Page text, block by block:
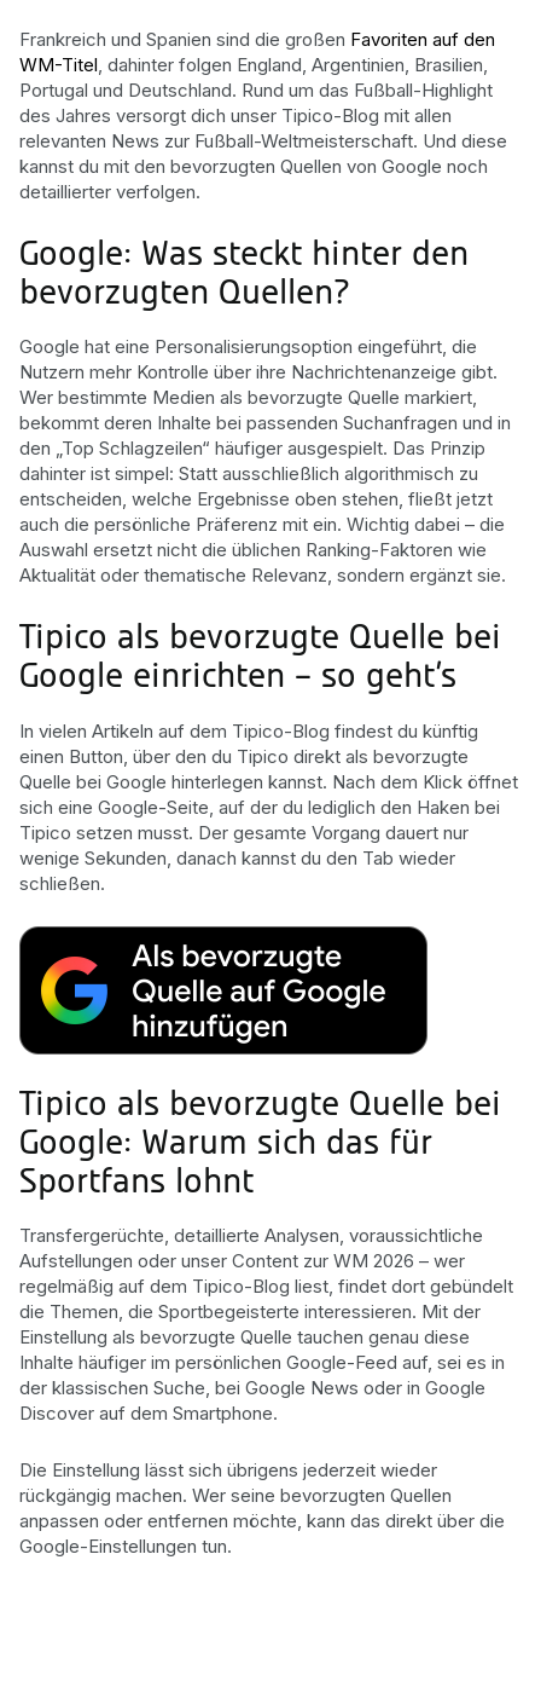
Frankreich und Spanien sind die großen Favoriten auf den
WM-Titel, dahinter folgen England, Argentinien, Brasilien,
Portugal und Deutschland. Rund um das Fußball-Highlight
des Jahres versorgt dich unser Tipico-Blog mit allen
relevanten News zur Fußball-Weltmeisterschaft. Und diese
kannst du mit den bevorzugten Quellen von Google noch
detaillierter verfolgen.
Google: Was steckt hinter den
bevorzugten Quellen?
Google hat eine Personalisierungsoption eingeführt, die
Nutzern mehr Kontrolle über ihre Nachrichtenanzeige gibt.
Wer bestimmte Medien als bevorzugte Quelle markiert,
bekommt deren Inhalte bei passenden Suchanfragen und in
den „Top Schlagzeilen“ häufiger ausgespielt. Das Prinzip
dahinter ist simpel: Statt ausschließlich algorithmisch zu
entscheiden, welche Ergebnisse oben stehen, fließt jetzt
auch die persönliche Präferenz mit ein. Wichtig dabei – die
Auswahl ersetzt nicht die üblichen Ranking-Faktoren wie
Aktualität oder thematische Relevanz, sondern ergänzt sie.
Tipico als bevorzugte Quelle bei
Google einrichten – so geht’s
In vielen Artikeln auf dem Tipico-Blog findest du künftig
einen Button, über den du Tipico direkt als bevorzugte
Quelle bei Google hinterlegen kannst. Nach dem Klick öffnet
sich eine Google-Seite, auf der du lediglich den Haken bei
Tipico setzen musst. Der gesamte Vorgang dauert nur
wenige Sekunden, danach kannst du den Tab wieder
schließen.
Tipico als bevorzugte Quelle bei
Google: Warum sich das für
Sportfans lohnt
Transfergerüchte, detaillierte Analysen, voraussichtliche
Aufstellungen oder unser Content zur WM 2026 – wer
regelmäßig auf dem Tipico-Blog liest, findet dort gebündelt
die Themen, die Sportbegeisterte interessieren. Mit der
Einstellung als bevorzugte Quelle tauchen genau diese
Inhalte häufiger im persönlichen Google-Feed auf, sei es in
der klassischen Suche, bei Google News oder in Google
Discover auf dem Smartphone.
Die Einstellung lässt sich übrigens jederzeit wieder
rückgängig machen. Wer seine bevorzugten Quellen
anpassen oder entfernen möchte, kann das direkt über die
Google-Einstellungen tun.